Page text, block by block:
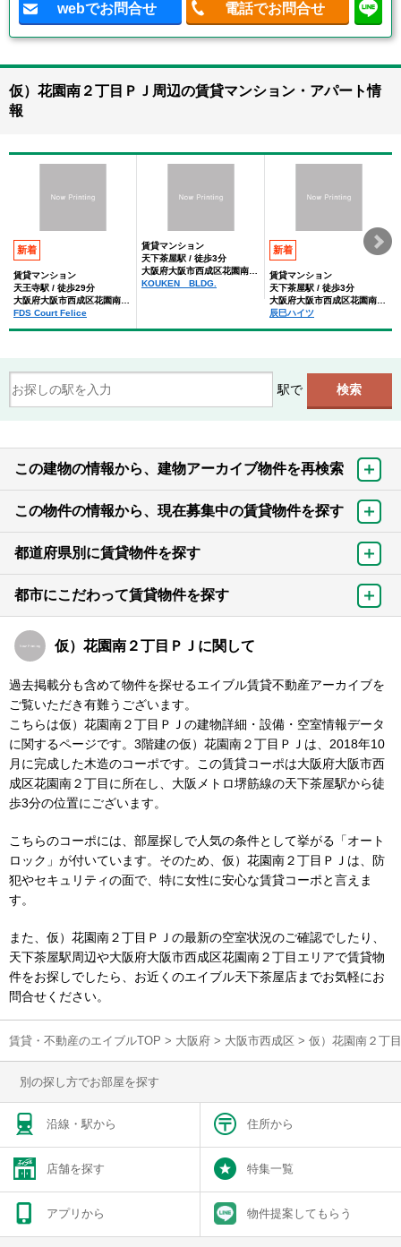
webでお問合せ 電話でお問合せ
仮）花園南２丁目ＰＪ周辺の賃貸マンション・アパート情
報
新着
賃貸マンション
天王寺駅 / 徒歩29分
大阪府大阪市西成区花園南２丁目
FDS Court Felice
賃貸マンション
天下茶屋駅 / 徒歩3分
大阪府大阪市西成区花園南２丁目
KOUKEN BLDG.
新着
賃貸マンション
天下茶屋駅 / 徒歩3分
大阪府大阪市西成区花園南２丁目
辰巳ハイツ
駅で
この建物の情報から、建物アーカイブ物件を再検索
この物件の情報から、現在募集中の賃貸物件を探す
都道府県別に賃貸物件を探す
都市にこだわって賃貸物件を探す
仮）花園南２丁目ＰＪに関して
過去掲載分も含めて物件を探せるエイブル賃貸不動産アーカイブを
ご覧いただき有難うございます。
こちらは仮）花園南２丁目ＰＪの建物詳細・設備・空室情報データ
に関するページです。3階建の仮）花園南２丁目ＰＪは、2018年10
月に完成した木造のコーポです。この賃貸コーポは大阪府大阪市西
成区花園南２丁目に所在し、大阪メトロ堺筋線の天下茶屋駅から徒
歩3分の位置にございます。
こちらのコーポには、部屋探しで人気の条件として挙がる「オート
ロック」が付いています。そのため、仮）花園南２丁目ＰＪは、防
犯やセキュリティの面で、特に女性に安心な賃貸コーポと言えま
す。
また、仮）花園南２丁目ＰＪの最新の空室状況のご確認でしたり、
天下茶屋駅周辺や大阪府大阪市西成区花園南２丁目エリアで賃貸物
件をお探しでしたら、お近くのエイブル天下茶屋店までお気軽にお
問合せください。
賃貸・不動産のエイブルTOP > 大阪府 > 大阪市西成区 > 仮）花園南２丁
別の探し方でお部屋を探す
沿線・駅から 住所から
店舗を探す 特集一覧
アプリから 物件提案してもらう